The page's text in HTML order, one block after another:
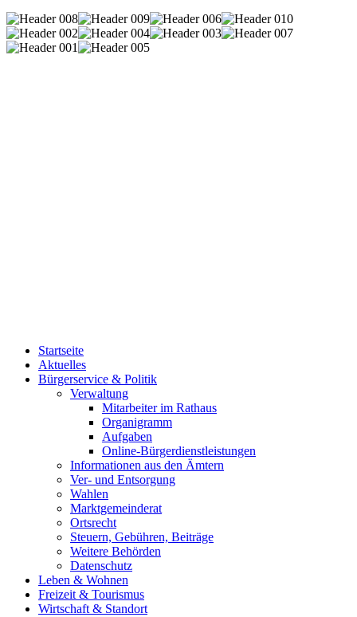
Startseite
Aktuelles
Bürgerservice & Politik
Verwaltung
Mitarbeiter im Rathaus
Organigramm
Aufgaben
Online-Bürgerdienstleistungen
Informationen aus den Ämtern
Ver- und Entsorgung
Wahlen
Marktgemeinderat
Ortsrecht
Steuern, Gebühren, Beiträge
Weitere Behörden
Datenschutz
Leben & Wohnen
Freizeit & Tourismus
Wirtschaft & Standort